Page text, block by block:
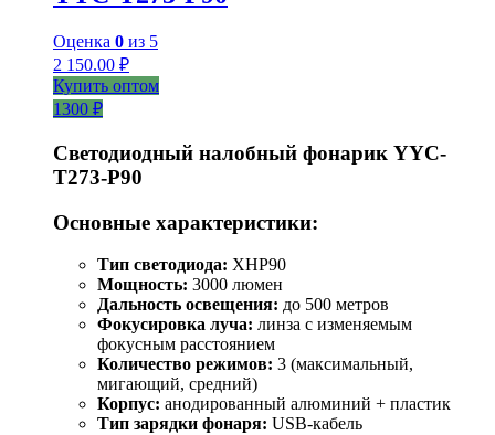
Оценка 0 из 5
2 150.00 ₽
Купить оптом
1300 ₽
Светодиодный налобный фонарик YYC-
T273-P90
Основные характеристики:
Тип светодиода: XHP90
Мощность: 3000 люмен
Дальность освещения: до 500 метров
Фокусировка луча: линза с изменяемым
фокусным расстоянием
Количество режимов: 3 (максимальный,
мигающий, средний)
Корпус: анодированный алюминий + пластик
Тип зарядки фонаря: USB-кабель